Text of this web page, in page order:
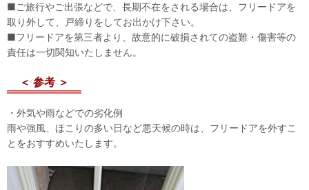
■ご旅行やご出張などで、長期不在をされる場合は、フリードアを
取り外して、戸締りをしてお出かけ下さい。
■フリードアを第三者より、故意的に破損されての盗難・傷害等の
責任は一切関知いたしません。
＜ 参考 ＞
・外気や雨などでの劣化例
雨や強風、ほこりの多い日など悪天候の時は、フリードアを外すこ
とをおすすめいたします。